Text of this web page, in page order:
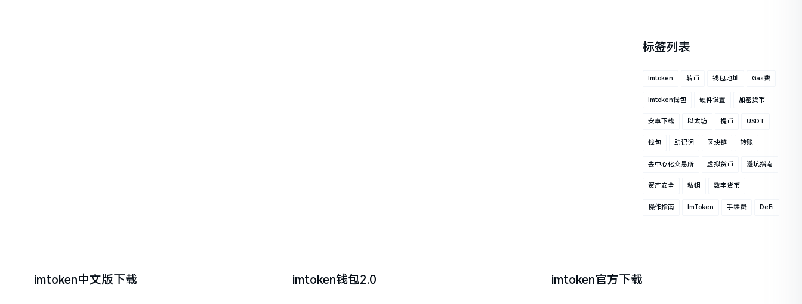
标签列表
Imtoken 转币 钱包地址 Gas费
Imtoken钱包 硬件设置 加密货币
安卓下载 以太坊 提币 USDT
钱包 助记词 区块链 转账
去中心化交易所 虚拟货币 避坑指南
资产安全 私钥 数字货币
操作指南 ImToken 手续费 DeFi
imtoken中文版下载 imtoken钱包2.0 imtoken官方下载